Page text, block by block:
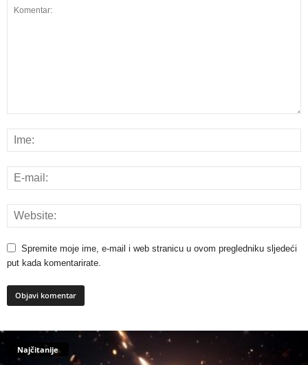
Spremite moje ime, e-mail i web stranicu u ovom pregledniku sljedeći
put kada komentarirate.
Najčitanije